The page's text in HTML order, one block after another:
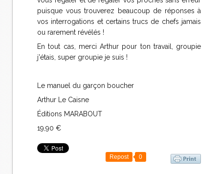
puisque vous trouverez beaucoup de réponses à
vos interrogations et certains trucs de chefs jamais
ou rarement révélés !
En tout cas, merci Arthur pour ton travail, groupie
j'étais, super groupie je suis !
Le manuel du garçon boucher
Arthur Le Caisne
Éditions MARABOUT
19,90 €
Repost 0